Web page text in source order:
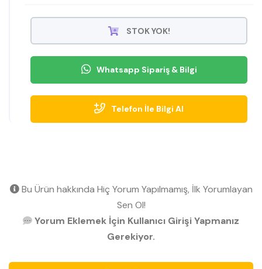
STOK YOK!
Whatsapp Sipariş & Bilgi
Telefon İle Bilgi Al
Bu Ürün hakkında Hiç Yorum Yapılmamış, İlk Yorumlayan
Sen Ol!
Yorum Eklemek İçin Kullanıcı Girişi Yapmanız
Gerekiyor.